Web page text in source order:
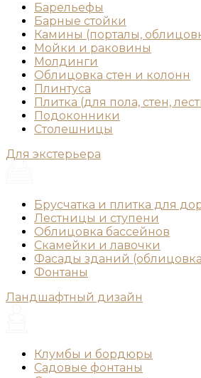
Барельефы
Барные стойки
Камины (порталы,
Мойки и раковины
Молдинги
Облицовка стен и колонн
Плинтуса
Плитка (для пола, стен,
Подоконники
Столешницы
Для экстерьера
Брусчатка и плитка для
Лестницы и ступени
Облицовка бассейнов
Скамейки и лавочки
Фасады зданий
Фонтаны
Ландшафтный дизайн
Клумбы и бордюры
Садовые фонтаны